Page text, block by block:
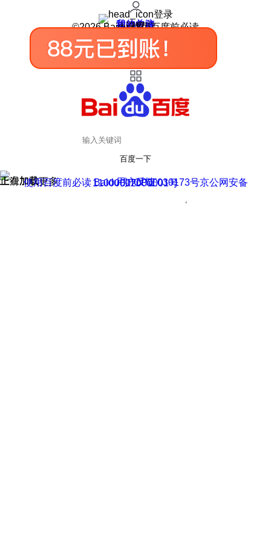
登录
我的关注
我的收藏
皮肤中心
用户反馈
设置
©2026 Baidu 使用百度前必读
百度一下
正在加载
上滑加载更多 用户反馈
使用百度前必读 Baidu 京ICP证030173号
京公网安备11000002000001号